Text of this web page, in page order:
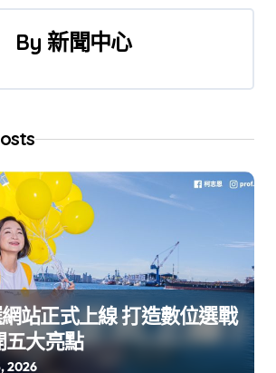
By 新聞中心
站正式上線 打造數位選戰
五大亮點
2026